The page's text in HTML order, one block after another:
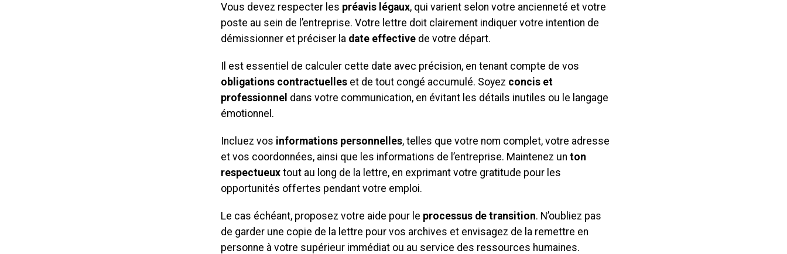
Vous devez respecter les préavis légaux, qui varient selon votre ancienneté et votre
poste au sein de l’entreprise. Votre lettre doit clairement indiquer votre intention de
démissionner et préciser la date effective de votre départ.
Il est essentiel de calculer cette date avec précision, en tenant compte de vos
obligations contractuelles et de tout congé accumulé. Soyez concis et
professionnel dans votre communication, en évitant les détails inutiles ou le langage
émotionnel.
Incluez vos informations personnelles, telles que votre nom complet, votre adresse
et vos coordonnées, ainsi que les informations de l’entreprise. Maintenez un ton
respectueux tout au long de la lettre, en exprimant votre gratitude pour les
opportunités offertes pendant votre emploi.
Le cas échéant, proposez votre aide pour le processus de transition. N’oubliez pas
de garder une copie de la lettre pour vos archives et envisagez de la remettre en
personne à votre supérieur immédiat ou au service des ressources humaines.